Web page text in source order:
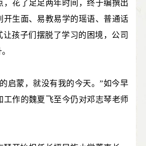
，花了足足两年时间，终于编撰出
开生面、易教易学的瑶语、普通话
让孩子们摆脱了学习的困境，公司
蒙，就没有我的今天。”如今早
工作的魏夏飞至今仍对邓志琴老师